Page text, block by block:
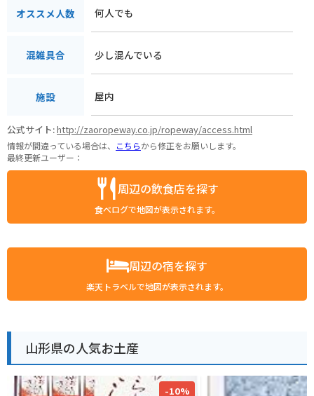
オススメ人数 何人でも
混雑具合 少し混んでいる
施設 屋内
公式サイト:http://zaoropeway.co.jp/ropeway/access.html
情報が間違っている場合は、 こちらから修正をお願いします。
最終更新ユーザー：
周辺の飲食店を探す
食べログで地図が表示されます。
周辺の宿を探す
楽天トラベルで地図が表示されます。
山形県の人気お土産
-10%